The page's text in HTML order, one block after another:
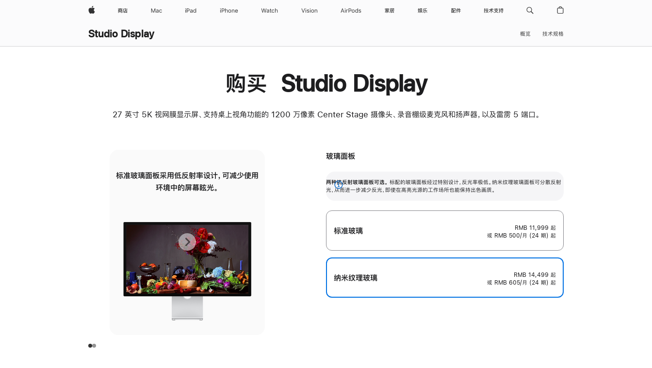
Apple 商店 Mac iPad iPhone Watch Vision AirPods 家居 娱乐 配件 技术支持
Studio Display 概览 技术规格
购买 Studio Display
27 英寸 5K 视网膜显示屏、支持桌上视角功能的 1200 万像素 Center Stage 摄像头、录音棚级麦克风和扬声器，以及雷雳 5 端口。
标准玻璃面板采用低反射率设计，可减少使用
环境中的屏幕眩光。
有高亮光源的场所使用，也能保持出色画质。
上
一
张
图
下
一
张
图
玻璃面板
两种抗反射玻璃面板可选。 标配的玻璃面板经过特别设计，反光率极低。纳米纹理玻璃面板可分散反射
光，从而进一步减少反光，即使在高亮光源的工作场所也能保持出色画质。
展
标准玻璃 RMB 11,999 起
或 RMB 500/月 (24 期) 起
纳米纹理玻璃 RMB 14,499 起
或 RMB 605/月 (24 期) 起